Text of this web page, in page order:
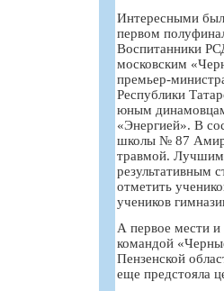
Интересными
первом
Воспитанники
московским
премьер-
Республики
юным динамовцам
«Энергией». В
школы № 87
травмой.
результативным
отметить
учеников
А первое мести и
командой
Пензенской
еще предстояла